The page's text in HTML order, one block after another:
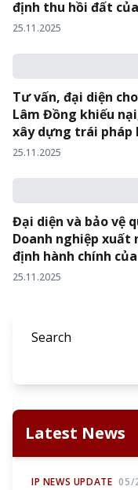
định thu hồi đất
25.11.2025
Tư vấn, đại diện
Lâm Đồng khiếu
xây dựng trái pháp
UBND tỉnh Lâm
25.11.2025
Đại diện và bảo vệ
Doanh nghiệp xuất
định hành chính
Tỉnh Quảng Ninh
25.11.2025
Search
Latest News
IP NEWS UPDATE 05/